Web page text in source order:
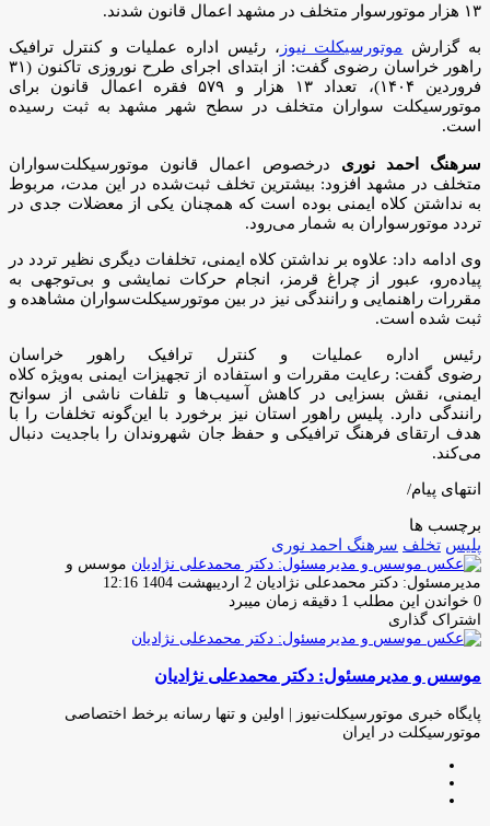
۱۳ هزار موتورسوار متخلف در مشهد اعمال قانون شدند.
به گزارش موتورسیکلت نیوز ، رئیس اداره عملیات و کنترل ترافیک
راهور خراسان رضوی گفت: از ابتدای اجرای طرح نوروزی تاکنون (۳۱
فروردین ۱۴۰۴)، تعداد ۱۳ هزار و ۵۷۹ فقره اعمال قانون برای
موتورسیکلت‌ سواران متخلف در سطح شهر مشهد به ثبت رسیده
است.
سرهنگ احمد نوری درخصوص اعمال قانون موتورسیکلت‌سواران
متخلف در مشهد افزود: بیشترین تخلف ثبت‌شده در این مدت، مربوط
به نداشتن کلاه ایمنی بوده است که همچنان یکی از معضلات جدی در
تردد موتورسواران به شمار می‌رود.
وی ادامه داد: علاوه بر نداشتن کلاه ایمنی، تخلفات دیگری نظیر تردد در
پیاده‌رو، عبور از چراغ قرمز، انجام حرکات نمایشی و بی‌توجهی به
مقررات راهنمایی و رانندگی نیز در بین موتورسیکلت‌سواران مشاهده و
ثبت شده است.
رئیس اداره عملیات و کنترل ترافیک راهور خراسان
رضوی گفت: رعایت مقررات و استفاده از تجهیزات ایمنی به‌ویژه کلاه
ایمنی، نقش بسزایی در کاهش آسیب‌ها و تلفات ناشی از سوانح
رانندگی دارد. پلیس راهور استان نیز برخورد با این‌گونه تخلفات را با
هدف ارتقای فرهنگ ترافیکی و حفظ جان شهروندان را باجدیت دنبال
می‌کند.
انتهای پیام/
برچسب ها
پلیس تخلف سرهنگ احمد نوری
موسس و
مدیرمسئول: دکتر محمدعلی نژادیان ارسال
ایمیل
2 اردیبهشت 1404 12:16
0 خواندن این مطلب 1 دقیقه زمان میبرد
اشتراک گذاری
فیس
توئیتر
لینکدین
واتس
تلگرام
اشتراک
از
ایمیل
چاپ
موسس و مدیرمسئول: دکتر محمدعلی نژادیان
پایگاه خبری موتورسیکلت‌نیوز | اولین و تنها رسانه برخط اختصاصی
موتورسیکلت در ایران